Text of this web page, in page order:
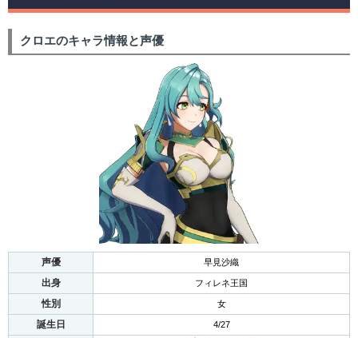
クロエのキャラ情報と声優
声優 早見沙織
出身 フィレネ王国
性別 女
誕生日 4/27